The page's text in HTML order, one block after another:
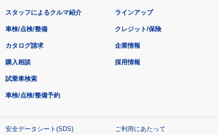
スタッフによるクルマ紹介 ラインアップ
車検/点検/整備 クレジット/保険
カタログ請求
購入相談
試乗車検索
車検/点検/整備予約
企業情報
採用情報
安全データシート(SDS)
ご利用にあたって